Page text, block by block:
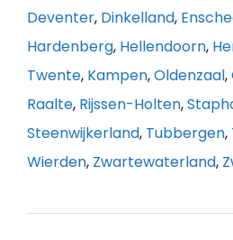
Deventer, Dinkelland,
Hardenberg, Hellendoorn,
Twente, Kampen,Oldenzaal,
Raalte, Rijssen-Holten,
Steenwijkerland, Tubbergen,
Wierden, Zwartewaterland,